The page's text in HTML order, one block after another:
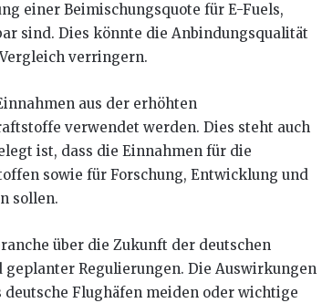
einer Beimischungsquote für E-Fuels,
sind. Dies könnte die Anbindungsqualität
verringern.
aus der erhöhten
verwendet werden. Dies steht auch
ist, dass die Einnahmen für die
sowie für Forschung, Entwicklung und
sollen.
über die Zukunft der deutschen
Regulierungen. Die Auswirkungen
Flughäfen meiden oder wichtige